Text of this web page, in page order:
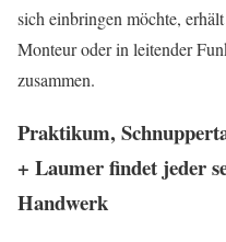
sich einbringen möchte,
Monteur oder in leitender
zusammen.
Praktikum,
+ Laumer findet jeder
Handwerk